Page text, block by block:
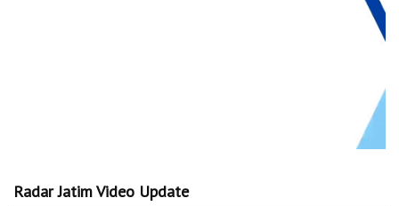
Radar Jatim Video Update